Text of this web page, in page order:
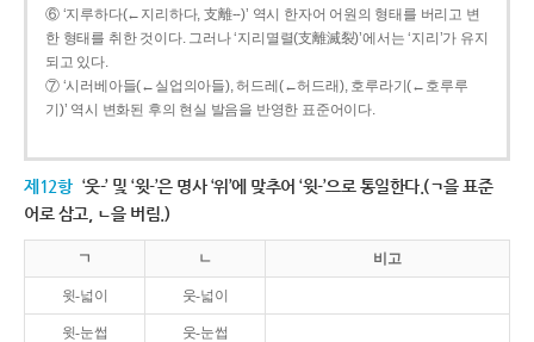
⑥ ‘지루하다(←지리하다, 支離--)’ 역시 한자어 어원의 형태를 버리고 변
한 형태를 취한 것이다. 그러나 ‘지리멸렬(支離滅裂)’에서는 ‘지리’가 유지
되고 있다.
⑦ ‘시러베아들(←실업의아들), 허드레(←허드래), 호루라기(←호루루
기)’ 역시 변화된 후의 현실 발음을 반영한 표준어이다.
제12항 ‘웃-’ 및 ‘윗-’은 명사 ‘위’에 맞추어 ‘윗-’으로 통일한다.(ㄱ을 표준
어로 삼고, ㄴ을 버림.)
ㄱ ㄴ 비고
윗-넓이 웃-넓이
윗-눈썹 웃-눈썹